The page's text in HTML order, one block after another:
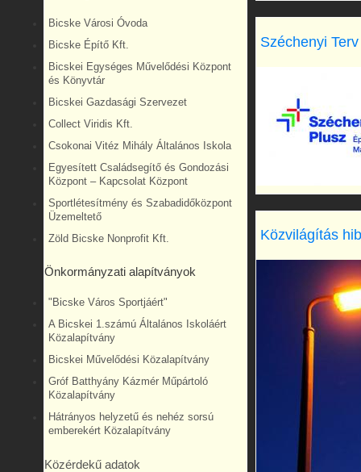
Bicske Városi Óvoda
Bicske Építő Kft.
Bicskei Egységes Művelődési Központ
és Könyvtár
Bicskei Gazdasági Szervezet
Collect Viridis Kft.
Csokonai Vitéz Mihály Általános Iskola
Egyesített Családsegítő és Gondozási
Központ – Kapcsolat Központ
Sportlétesítmény és Szabadidőközpont
Üzemeltető
Zöld Bicske Nonprofit Kft.
Önkormányzati alapítványok
"Bicske Város Sportjáért"
A Bicskei 1.számú Általános Iskoláért
Közalapítvány
Bicskei Művelődési Közalapítvány
Gróf Batthyány Kázmér Műpártoló
Közalapítvány
Hátrányos helyzetű és nehéz sorsú
emberekért Közalapítvány
Közérdekű adatok
Széchenyi
Közvilágítás